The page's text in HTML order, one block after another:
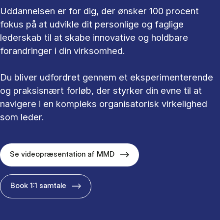
Uddannelsen er for dig, der ønsker 100 procent
fokus på at udvikle dit personlige og faglige
lederskab til at skabe innovative og holdbare
forandringer i din virksomhed.
Du bliver udfordret gennem et eksperimenterende
og praksisnært forløb, der styrker din evne til at
navigere i en kompleks organisatorisk virkelighed
som leder.
Se videopræsentation af MMD
Book 1:1 samtale